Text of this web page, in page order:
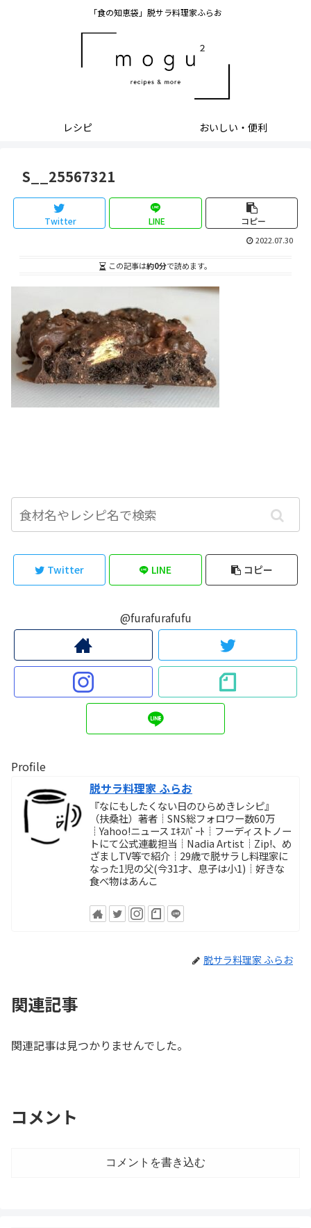
「食の知恵袋」脱サラ料理家ふらお
レシピ おいしい・便利
S__25567321
Twitter LINE コピー
2022.07.30
この記事は約0分で読めます。
Twitter LINE コピー
@furafurafufu
Profile
脱サラ料理家 ふらお
『なにもしたくない日のひらめきレシピ』
（扶桑社）著者┊SNS総フォロワー数60万
┊Yahoo!ニュース ｴｷｽﾊﾟｰﾄ┊フーディストノー
トにて公式連載担当┊Nadia Artist┊Zip!、め
ざましTV等で紹介┊29歳で脱サラし料理家に
なった1児の父(今31才、息子は小1)┊好きな
食べ物はあんこ
脱サラ料理家 ふらお
関連記事
関連記事は見つかりませんでした。
コメント
コメントを書き込む